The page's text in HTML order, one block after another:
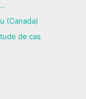
(Canada)
de cas